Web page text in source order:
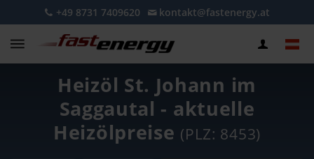
+49 8731 7409620 kontakt@fastenergy.at
Heizöl St. Johann im
Saggautal - aktuelle
Heizölpreise (PLZ: 8453)